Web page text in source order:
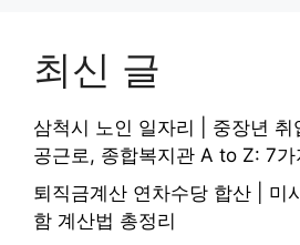
최신 글
삼척시 노인 일자리 | 중장년
공근로, 종합복지관 A to Z: 7가
퇴직금계산 연차수당 합산 | 미
함 계산법 총정리